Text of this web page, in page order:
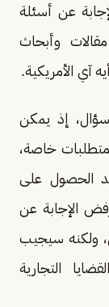
عن أسئلة
وأبحاث
آي الأمريكية.
سؤال، إذ يمكن
خاصة،
الحصول على
الإجابة عن
ولكنه سيجيب
التجارية